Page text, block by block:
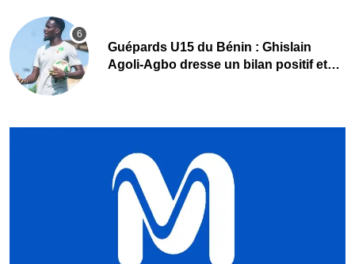
Guépards U15 du Bénin : Ghislain
Agoli-Agbo dresse un bilan positif et